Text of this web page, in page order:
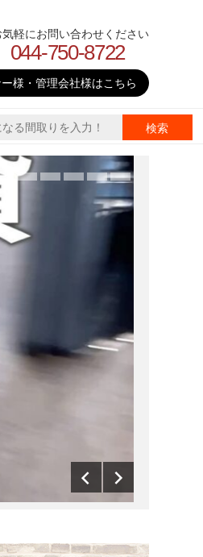
気軽にお問い合わせください
044-750-8722
様・管理会社様はこちら